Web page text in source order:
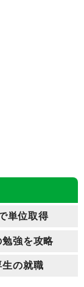
単位取得
勉強を攻略
生の就職